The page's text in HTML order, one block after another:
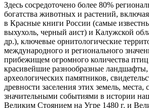
Здесь сосредоточено более 80%
богатства животных и растений,
в Красные книги России (самые
выхухоль, черный аист) и Калужской
др.), ключевые орнитологические
международного и регионального
прибежищем огромного количества птиц
красивейшие разнообразные ландшафты,
археологических памятников,
древности заселения этих земель, места,
значительными событиями в истории
Великим Стоянием на Угре 1480 г. и